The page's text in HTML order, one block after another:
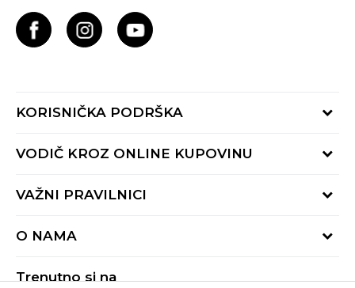
KORISNIČKA PODRŠKA
Provjeri status porudžbine
Radno vrijeme 9-16h
VODIČ KROZ ONLINE KUPOVINU
Načini isporuke
Reklamacije
VAŽNI PRAVILNICI
Pravila Sport&Bonus programa
O NAMA
Trenutno si na